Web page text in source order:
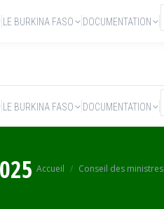
LE BURKINA FASO DOCUMENTATION
Vous êtes ici :
Accueil Conseil des ministres
LE BURKINA FASO DOCUMENTATION